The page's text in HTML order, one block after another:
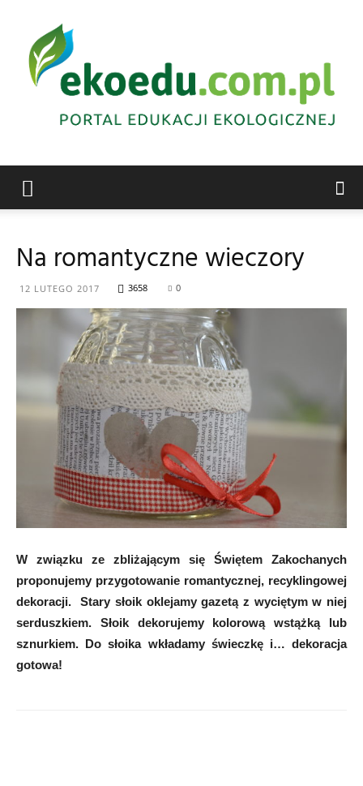
Abrys
Na romantyczne wieczory
12 LUTEGO 2017 3658 0
W związku ze zbliżającym się Świętem Zakochanych
proponujemy przygotowanie romantycznej, recyklingowej
dekoracji. Stary słoik oklejamy gazetą z wyciętym w niej
serduszkiem. Słoik dekorujemy kolorową wstążką lub
sznurkiem. Do słoika wkładamy świeczkę i… dekoracja
gotowa!